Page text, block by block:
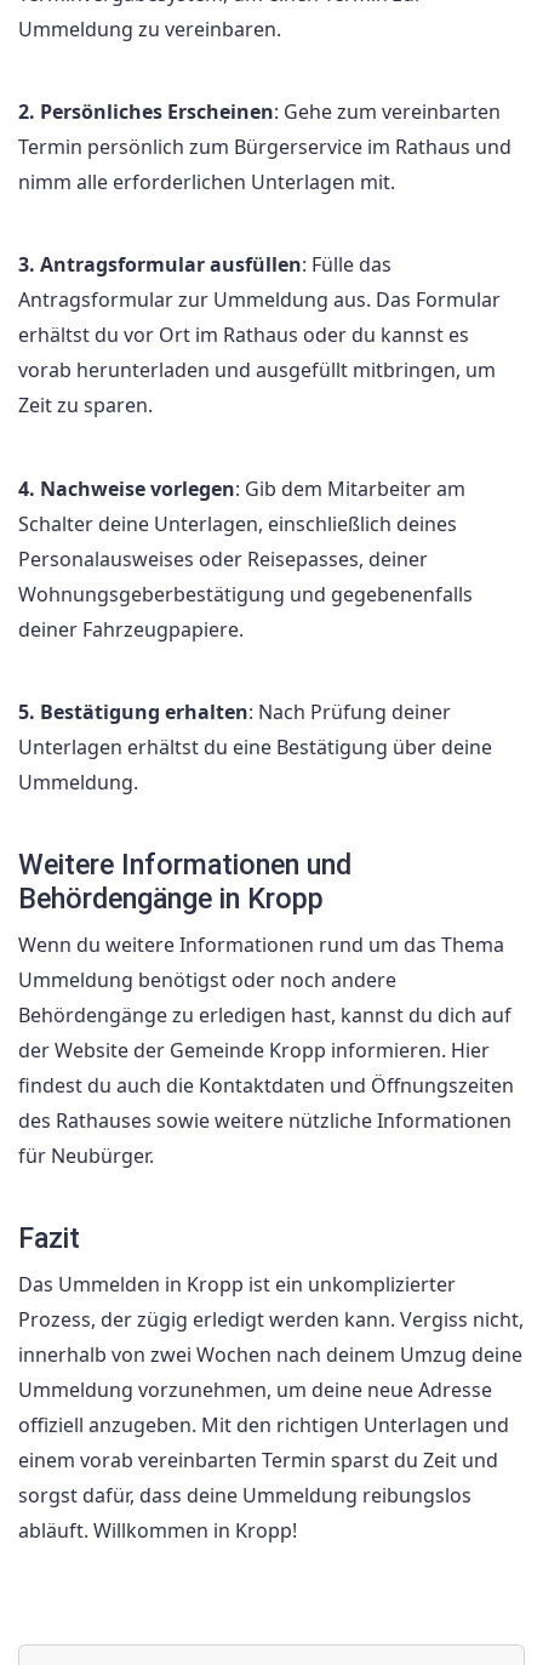
Ummeldung zu vereinbaren.
2. Persönliches Erscheinen: Gehe zum vereinbarten
Termin persönlich zum Bürgerservice im Rathaus und
nimm alle erforderlichen Unterlagen mit.
3. Antragsformular ausfüllen: Fülle das
Antragsformular zur Ummeldung aus. Das Formular
erhältst du vor Ort im Rathaus oder du kannst es
vorab herunterladen und ausgefüllt mitbringen, um
Zeit zu sparen.
4. Nachweise vorlegen: Gib dem Mitarbeiter am
Schalter deine Unterlagen, einschließlich deines
Personalausweises oder Reisepasses, deiner
Wohnungsgeberbestätigung und gegebenenfalls
deiner Fahrzeugpapiere.
5. Bestätigung erhalten: Nach Prüfung deiner
Unterlagen erhältst du eine Bestätigung über deine
Ummeldung.
Weitere Informationen und
Behördengänge in Kropp
Wenn du weitere Informationen rund um das Thema
Ummeldung benötigst oder noch andere
Behördengänge zu erledigen hast, kannst du dich auf
der Website der Gemeinde Kropp informieren. Hier
findest du auch die Kontaktdaten und Öffnungszeiten
des Rathauses sowie weitere nützliche Informationen
für Neubürger.
Fazit
Das Ummelden in Kropp ist ein unkomplizierter
Prozess, der zügig erledigt werden kann. Vergiss nicht,
innerhalb von zwei Wochen nach deinem Umzug deine
Ummeldung vorzunehmen, um deine neue Adresse
offiziell anzugeben. Mit den richtigen Unterlagen und
einem vorab vereinbarten Termin sparst du Zeit und
sorgst dafür, dass deine Ummeldung reibungslos
abläuft. Willkommen in Kropp!